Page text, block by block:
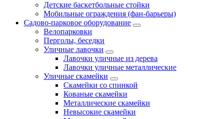
Детские баскетбольные стойки
Мобильные ограждения (фан-барьеры)
Садово-парковое оборудование
Велопарковки
Перголы, беседки
Уличные лавочки
Лавочки уличные из дерева
Лавочки уличные металлические
Уличные скамейки
Скамейки со спинкой
Кованые скамейки
Металлические скамейки
Невысокие скамейки